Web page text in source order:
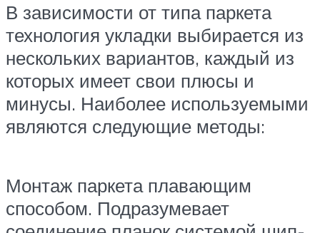
В зависимости от типа паркета
технология укладки выбирается из
нескольких вариантов, каждый из
которых имеет свои плюсы и
минусы. Наиболее используемыми
являются следующие методы:
Монтаж паркета плавающим
способом. Подразумевает